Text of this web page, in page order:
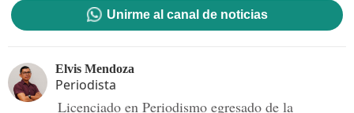
Unirme al canal de noticias
Elvis Mendoza
Periodista
Licenciado en Periodismo egresado de la